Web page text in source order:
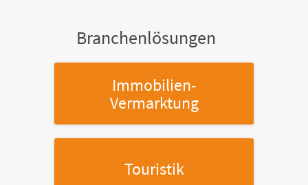
Branchenlösungen
Immobilien-
Vermarktung
Touristik